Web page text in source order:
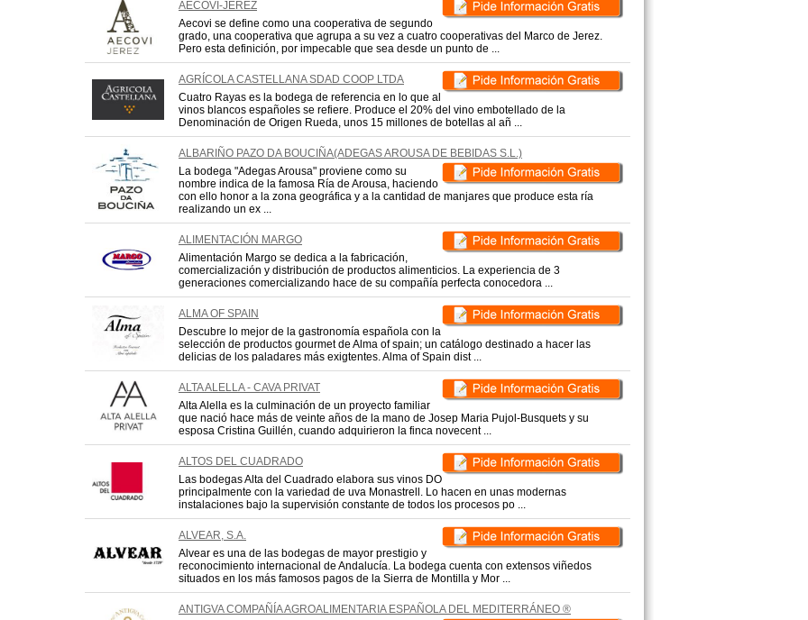
AECOVI-JEREZ
Aecovi se define como una cooperativa de segundo
grado, una cooperativa que agrupa a su vez a cuatro cooperativas del Marco de Jerez.
Pero esta definición, por impecable que sea desde un punto de ...
AGRÍCOLA CASTELLANA SDAD COOP LTDA
Cuatro Rayas es la bodega de referencia en lo que al
vinos blancos españoles se refiere. Produce el 20% del vino embotellado de la
Denominación de Origen Rueda, unos 15 millones de botellas al añ ...
ALBARIÑO PAZO DA BOUCIÑA(ADEGAS AROUSA DE BEBIDAS S.L.)
La bodega "Adegas Arousa" proviene como su
nombre indica de la famosa Ría de Arousa, haciendo
con ello honor a la zona geográfica y a la cantidad de manjares que produce esta ría
realizando un ex ...
ALIMENTACIÓN MARGO
Alimentación Margo se dedica a la fabricación,
comercialización y distribución de productos alimenticios. La experiencia de 3
generaciones comercializando hace de su compañía perfecta conocedora ...
ALMA OF SPAIN
Descubre lo mejor de la gastronomía española con la
selección de productos gourmet de Alma of spain; un catálogo destinado a hacer las
delicias de los paladares más exigtentes. Alma of Spain dist ...
ALTA ALELLA - CAVA PRIVAT
Alta Alella es la culminación de un proyecto familiar
que nació hace más de veinte años de la mano de Josep Maria Pujol-Busquets y su
esposa Cristina Guillén, cuando adquirieron la finca novecent ...
ALTOS DEL CUADRADO
Las bodegas Alta del Cuadrado elabora sus vinos DO
principalmente con la variedad de uva Monastrell. Lo hacen en unas modernas
instalaciones bajo la supervisión constante de todos los procesos po ...
ALVEAR, S.A.
Alvear es una de las bodegas de mayor prestigio y
reconocimiento internacional de Andalucía. La bodega cuenta con extensos viñedos
situados en los más famosos pagos de la Sierra de Montilla y Mor ...
ANTIGVA COMPAÑÍA AGROALIMENTARIA ESPAÑOLA DEL MEDITERRÁNEO ®